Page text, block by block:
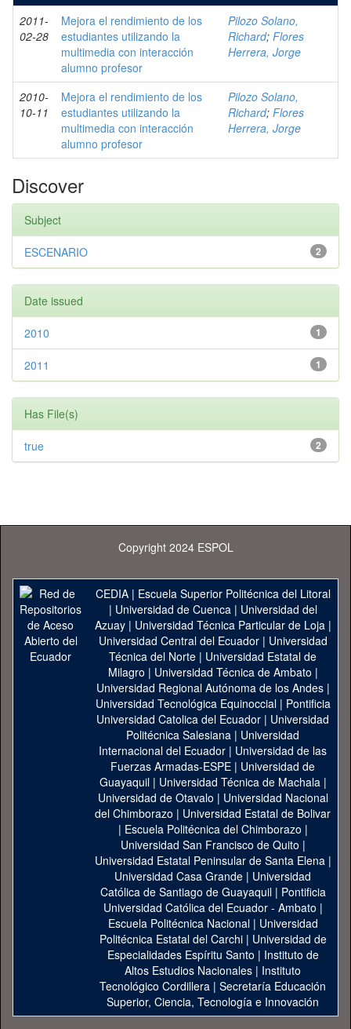
2011-
02-28
Mejora el rendimiento de los
estudiantes utilizando la
multimedia con interacción
alumno profesor
Pilozo Solano,
Richard; Flores
Herrera, Jorge
2010-
10-11
Mejora el rendimiento de los
estudiantes utilizando la
multimedia con interacción
alumno profesor
Pilozo Solano,
Richard; Flores
Herrera, Jorge
Discover
Subject
2
ESCENARIO
Date issued
1
2010
1
2011
Has File(s)
2
true
Copyright 2024 ESPOL
CEDIA| Escuela Superior Politécnica del Litoral
| Universidad de Cuenca| Universidad del
Azuay| Universidad Técnica Particular de Loja|
Universidad Central del Ecuador| Universidad
Técnica del Norte | Universidad Estatal de
Milagro | Universidad Técnica de Ambato |
Universidad Regional Autónoma de los Andes|
Universidad Tecnológica Equinoccial| Pontificia
Universidad Catolica del Ecuador | Universidad
Politécnica Salesiana | Universidad
Internacional del Ecuador | Universidad de las
Fuerzas Armadas-ESPE | Universidad de
Guayaquil| Universidad Técnica de Machala|
Universidad de Otavalo | Universidad Nacional
del Chimborazo | Universidad Estatal de Bolivar
| Escuela Politécnica del Chimborazo |
Universidad San Francisco de Quito |
Universidad Estatal Peninsular de Santa Elena|
Universidad Casa Grande | Universidad
Católica de Santiago de Guayaquil| Pontificia
Universidad Católica del Ecuador - Ambato |
Escuela Politécnica Nacional| Universidad
Politécnica Estatal del Carchi| Universidad de
Especialidades Espíritu Santo | Instituto de
Altos Estudios Nacionales | Instituto
Tecnológico Cordillera | Secretaría Educación
Superior, Ciencia, Tecnología e Innovación